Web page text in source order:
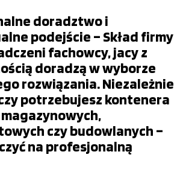
doradztwo i
podejście – Skład firmy
fachowcy, jacy z
doradzą w wyborze
rozwiązania. Niezależnie
potrzebujesz kontenera
czy budowlanych –
na profesjonalną